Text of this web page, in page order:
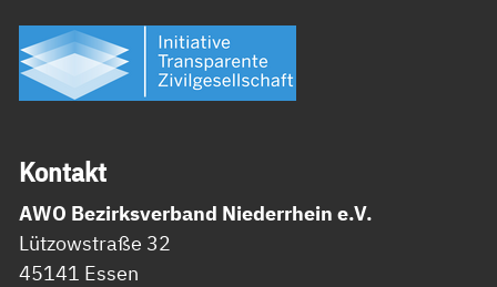
Kon­takt
AWO Bezirksverband Niederrhein e.V.
Lützowstraße 32
45141 Essen